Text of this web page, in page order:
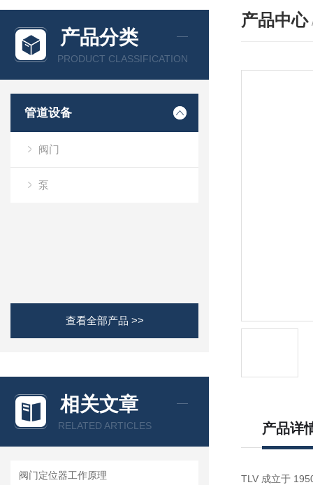
产品分类
PRODUCT CLASSIFICATION
管道设备
阀门
泵
查看全部产品 >>
相关文章
RELATED ARTICLES
阀门定位器工作原理
产品中心
产品详
TLV 成立于